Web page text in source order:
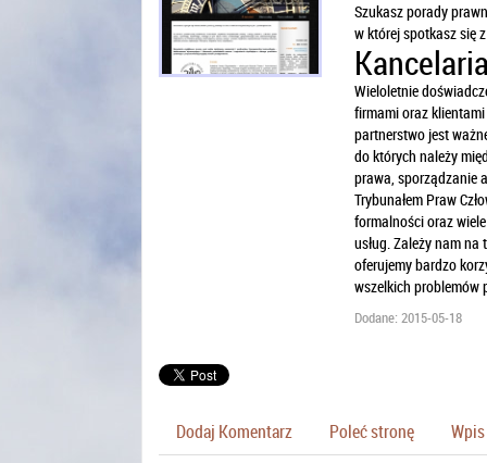
Szukasz porady
w której spotkasz się
Wieloletnie
firmami oraz
partnerstwo jest
do których należy
prawa, sporządzanie
Trybunałem Praw
formalności oraz
usług. Zależy nam
oferujemy bardzo
wszelkich problemów
Dodane: 2015-05-18
Dodaj Komentarz Poleć stronę